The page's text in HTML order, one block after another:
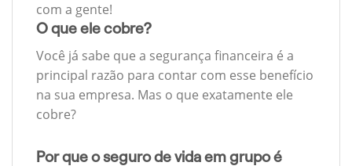
com a gente!
O que ele cobre?
Você já sabe que a segurança financeira é a
principal razão para contar com esse benefício
na sua empresa. Mas o que exatamente ele
cobre?
Por que o seguro de vida em grupo é